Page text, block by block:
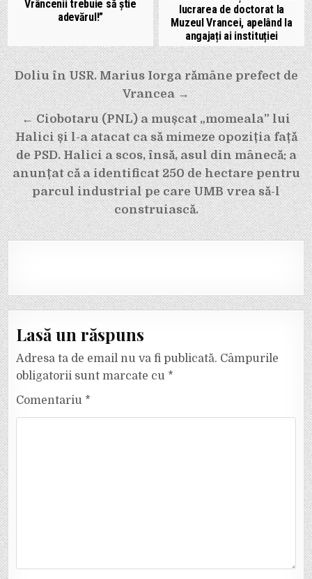
Vrâncenii trebuie să știe
adevărul!”
lucrarea de doctorat la
Muzeul Vrancei, apelând la
angajați ai instituției
Navigare
în
articole
Doliu în USR. Marius Iorga rămâne prefect de
Vrancea →
← Ciobotaru (PNL) a mușcat „momeala” lui
Halici și l-a atacat ca să mimeze opoziția față
de PSD. Halici a scos, însă, asul din mânecă: a
anunțat că a identificat 250 de hectare pentru
parcul industrial pe care UMB vrea să-l
construiască.
Lasă un răspuns
Adresa ta de email nu va fi publicată. Câmpurile
obligatorii sunt marcate cu *
Comentariu *